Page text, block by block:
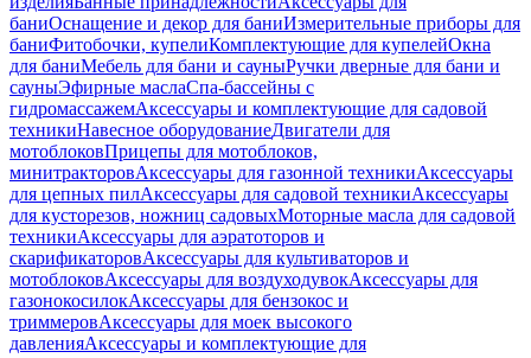
баниОснащение и декор для баниИзмерительные приборы для
баниФитобочки, купелиКомплектующие для купелейОкна
для баниМебель для бани и сауныРучки дверные для бани и
сауныЭфирные маслаСпа-бассейны с
гидромассажемАксессуары и комплектующие для садовой
техникиНавесное оборудованиеДвигатели для
мотоблоковПрицепы для мотоблоков,
минитракторовАксессуары для газонной техникиАксессуары
для цепных пилАксессуары для садовой техникиАксессуары
для кусторезов, ножниц садовыхМоторные масла для садовой
техникиАксессуары для аэратоторов и
скарификаторовАксессуары для культиваторов и
мотоблоковАксессуары для воздуходувокАксессуары для
газонокосилокАксессуары для бензокос и
триммеровАксессуары для моек высокого
давленияАксессуары и комплектующие для